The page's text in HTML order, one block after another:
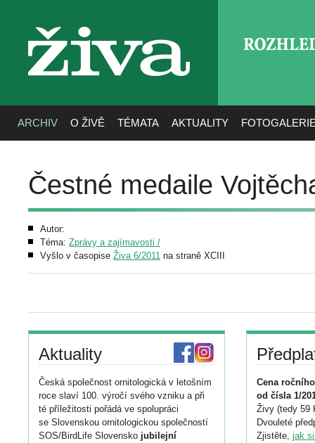
živa
ARCHIV O ŽIVĚ TÉMATA AKTUALITY
Čestné medaile
Autor:
Téma: Zprávy a zajímavosti /
Vyšlo v časopise Živa 6/2011 na straně XCIII
Aktuality
Česká společnost ornitologická v letošním
roce slaví 100. výročí svého vzniku a při
té příležitosti pořádá ve spolupráci
se Slovenskou ornitologickou společností
SOS/BirdLife Slovensko jubilejní
Cena
od čísla 1/
Živy (tedy 59
Dvouleté
Zjistěte, jak